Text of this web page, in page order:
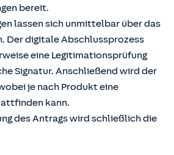
bereit.
lassen sich unmittelbar über das
Der digitale Abschlussprozess
eine Legitimationsprüfung
Signatur. Anschließend wird der
je nach Produkt eine
kann.
des Antrags wird schließlich die